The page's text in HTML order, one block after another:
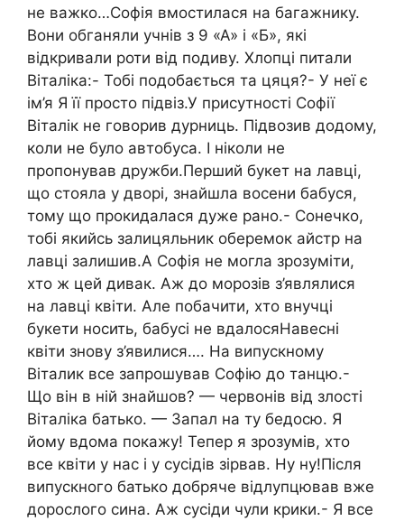
не важко…Софія вмостилася на багажнику.
Вони обганяли учнів з 9 «А» і «Б», які
відкривали роти від подиву. Хлопці питали
Віталіка:- Тобі подобається та цяця?- У неї є
ім’я Я її просто підвіз.У присутності Софії
Віталік не говорив дурниць. Підвозив додому,
коли не було автобуса. І ніколи не
пропонував дружби.Перший букет на лавці,
що стояла у дворі, знайшла восени бабуся,
тому що прокидалася дуже рано.- Сонечко,
тобі якийсь залицяльник оберемок айстр на
лавці залишив.А Софія не могла зрозуміти,
хто ж цей дивак. Аж до морозів з’являлися
на лавці квіти. Але побачити, хто внучці
букети носить, бабусі не вдалосяНавесні
квіти знову з’явилися…. На випускному
Віталик все запрошував Софію до танцю.-
Що він в ній знайшов? — червонів від злості
Віталіка батько. — Запал на ту бедосю. Я
йому вдома покажу! Тепер я зрозумів, хто
все квіти у нас і у сусідів зірвав. Ну ну!Після
випускного батько добряче відлупцював вже
дорослого сина. Аж сусіди чули крики.- Я все